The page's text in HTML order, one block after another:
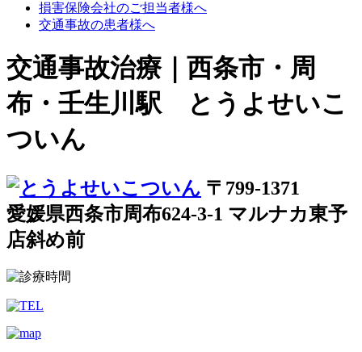
損害保険会社のご担当者様へ
交通事故の患者様へ
交通事故治療｜西条市・周
布・壬生川駅 とうよせいこ
ついん
〒799-1371
愛媛県西条市周布624-3-1 マルナカ東予
店斜め前